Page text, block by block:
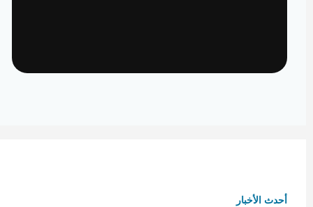
أحدث الأخبار